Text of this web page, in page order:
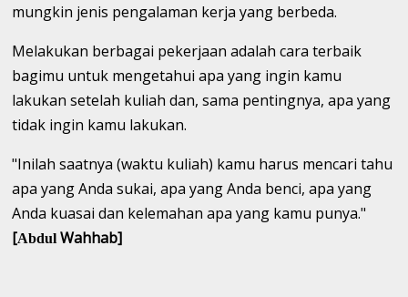
mungkin jenis pengalaman kerja yang berbeda.
Melakukan berbagai pekerjaan adalah cara terbaik
bagimu untuk mengetahui apa yang ingin kamu
lakukan setelah kuliah dan, sama pentingnya, apa yang
tidak ingin kamu lakukan.
"Inilah saatnya (waktu kuliah) kamu harus mencari tahu
apa yang Anda sukai, apa yang Anda benci, apa yang
Anda kuasai dan kelemahan apa yang kamu punya."
[AbdulWahhab]